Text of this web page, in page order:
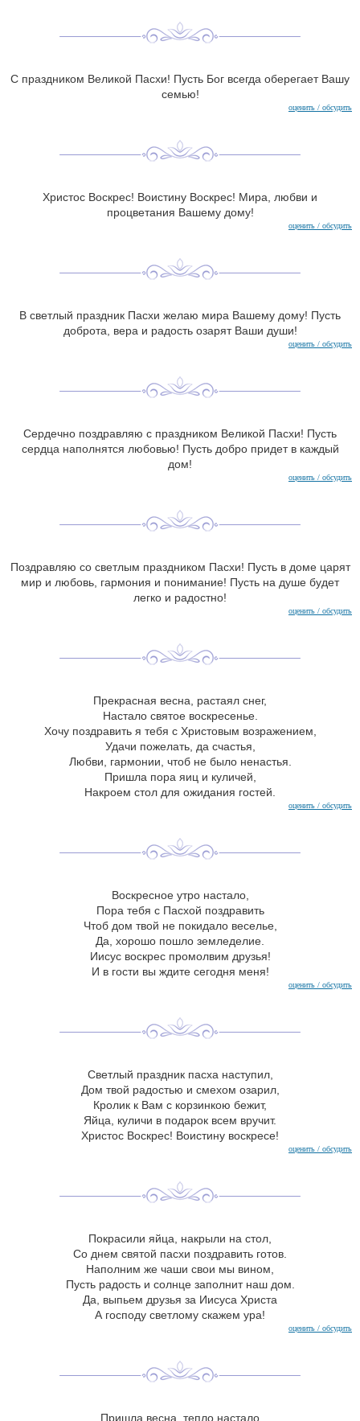
С праздником Великой Пасхи! Пусть Бог всегда оберегает Вашу
семью!
оценить / обсудить
Христос Воскрес! Воистину Воскрес! Мира, любви и
процветания Вашему дому!
оценить / обсудить
В светлый праздник Пасхи желаю мира Вашему дому! Пусть
доброта, вера и радость озарят Ваши души!
оценить / обсудить
Сердечно поздравляю с праздником Великой Пасхи! Пусть
сердца наполнятся любовью! Пусть добро придет в каждый
дом!
оценить / обсудить
Поздравляю со светлым праздником Пасхи! Пусть в доме царят
мир и любовь, гармония и понимание! Пусть на душе будет
легко и радостно!
оценить / обсудить
Прекрасная весна, растаял снег,
Настало святое воскресенье.
Хочу поздравить я тебя с Христовым возражением,
Удачи пожелать, да счастья,
Любви, гармонии, чтоб не было ненастья.
Пришла пора яиц и куличей,
Накроем стол для ожидания гостей.
оценить / обсудить
Воскресное утро настало,
Пора тебя с Пасхой поздравить
Чтоб дом твой не покидало веселье,
Да, хорошо пошло земледелие.
Иисус воскрес промолвим друзья!
И в гости вы ждите сегодня меня!
оценить / обсудить
Светлый праздник пасха наступил,
Дом твой радостью и смехом озарил,
Кролик к Вам с корзинкою бежит,
Яйца, куличи в подарок всем вручит.
Христос Воскрес! Воистину воскресе!
оценить / обсудить
Покрасили яйца, накрыли на стол,
Со днем святой пасхи поздравить готов.
Наполним же чаши свои мы вином,
Пусть радость и солнце заполнит наш дом.
Да, выпьем друзья за Иисуса Христа
А господу светлому скажем ура!
оценить / обсудить
Пришла весна, тепло настало